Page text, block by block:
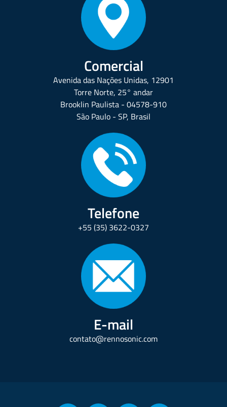
Comercial
Avenida das Nações Unidas, 12901
Torre Norte, 25° andar
Brooklin Paulista - 04578-910
São Paulo - SP, Brasil
Telefone
+55 (35) 3622-0327
E-mail
contato@rennosonic.com